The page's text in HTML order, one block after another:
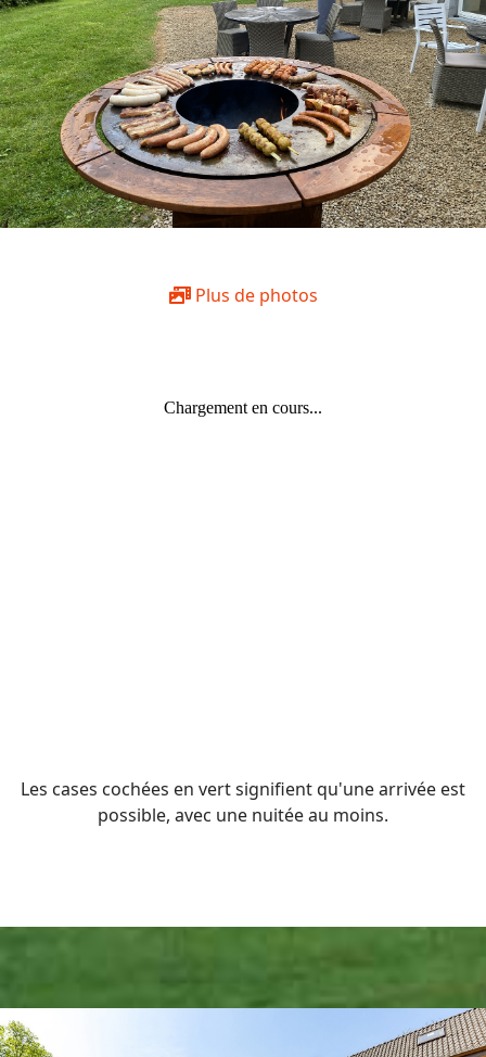
Plus de photos
Les cases cochées en vert signifient qu'une arrivée est
possible, avec une nuitée au moins.